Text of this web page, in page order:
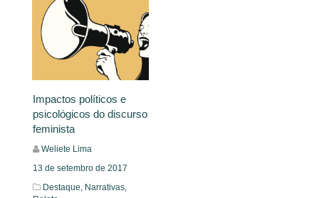
Impactos políticos e
psicológicos do discurso
feminista
Weliete Lima
13 de setembro de 2017
Destaque, Narrativas,